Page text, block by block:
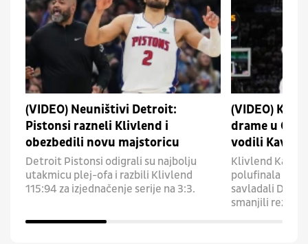
(VIDEO) Neuništivi Detroit:
Pistonsi razneli Klivlend i
obezbedili novu majstoricu
Detroit Pistonsi odigrali su najbolju
utakmicu plej-ofa i razbili Klivlend
115:94 za izjednačenje serije na 3:3.
(VIDEO)
drame u
vodili Kavse
Klivlend
polufinala
savladali
smanjili